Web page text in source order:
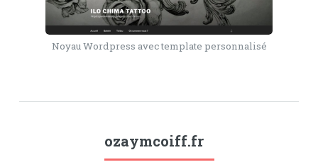
Noyau Wordpress avec template personnalisé
ozaymcoiff.fr